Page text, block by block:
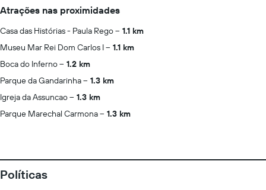
Atrações nas proximidades
Casa das Histórias - Paula Rego
1.1 km
Museu Mar Rei Dom Carlos I
1.1 km
Boca do Inferno
1.2 km
Parque da Gandarinha
1.3 km
Igreja da Assuncao
1.3 km
Parque Marechal Carmona
1.3 km
Políticas